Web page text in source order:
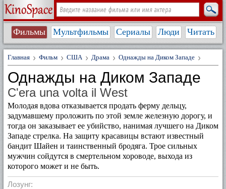
Фильмы Мультфильмы Сериалы Люди Читать
Главная Фильм США Драма Однажды на Диком Западе
Однажды на Диком Западе
C'era una volta il West
Молодая вдова отказывается продать ферму дельцу,
задумавшему проложить по этой земле железную дорогу, и
тогда он заказывает ее убийство, нанимая лучшего на Диком
Западе стрелка. На защиту красавицы встают известный
бандит Шайен и таинственный бродяга. Трое сильных
мужчин сойдутся в смертельном хороводе, выхода из
которого может и не быть.
Лозунг: